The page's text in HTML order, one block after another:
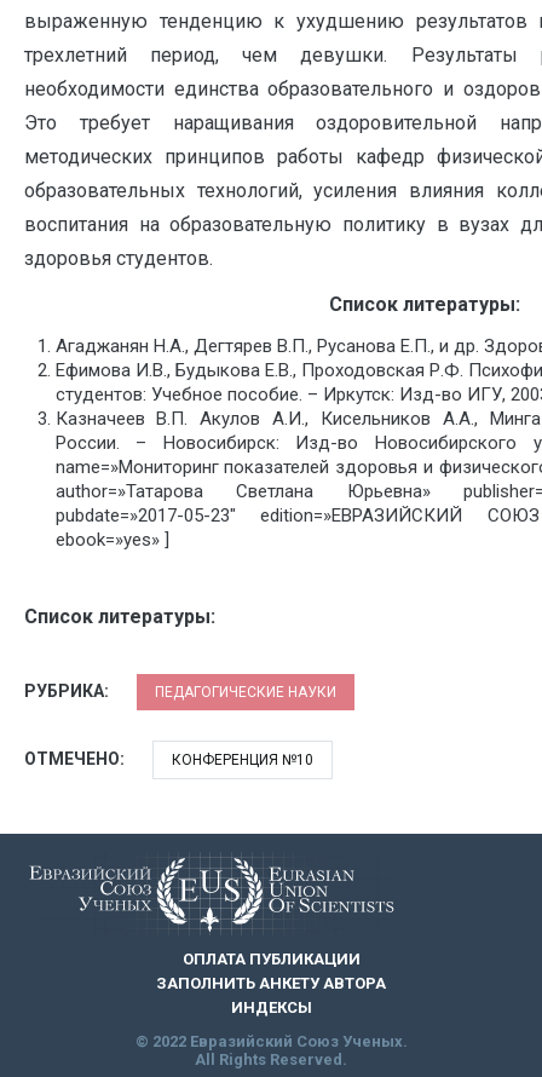
выраженную тенденцию к ухудшению результатов
трехлетний период, чем девушки. Результаты
необходимости единства образовательного и
Это требует наращивания оздоровительной
методических принципов работы кафедр
образовательных технологий, усиления влияния
воспитания на образовательную политику в вузах
здоровья студентов.
Список литературы:
Агаджанян Н.А., Дегтярев В.П., Русанова Е.П., и др.
Ефимова И.В., Будыкова Е.В., Проходовская Р.Ф.
студентов: Учебное пособие. – Иркутск: Изд-во ИГУ,
Казначеев В.П. Акулов А.И., Кисельников А.А.,
России. – Новосибирск: Изд-во Новосибирского
name=»Мониторинг показателей здоровья и
author=»Татарова Светлана Юрьевна»
pubdate=»2017-05-23″ edition=»ЕВРАЗИЙСКИЙ
ebook=»yes» ]
Список литературы:
РУБРИКА: ПЕДАГОГИЧЕСКИЕ НАУКИ
ОТМЕЧЕНО: КОНФЕРЕНЦИЯ №10
ОПЛАТА ПУБЛИКАЦИИ
ЗАПОЛНИТЬ АНКЕТУ АВТОРА
ИНДЕКСЫ
© 2022 Евразийский Союз Ученых.
All Rights Reserved.